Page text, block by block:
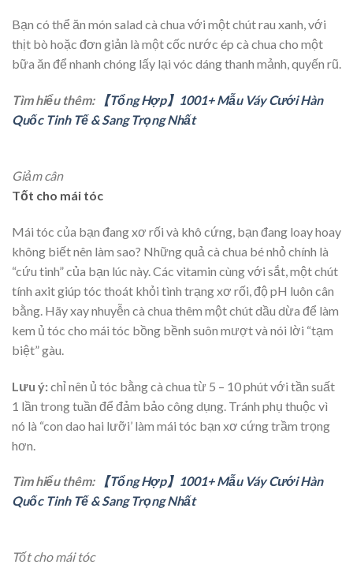
Bạn có thể ăn món salad cà chua với một chút rau xanh, với
thịt bò hoặc đơn giản là một cốc nước ép cà chua cho một
bữa ăn để nhanh chóng lấy lại vóc dáng thanh mảnh, quyến rũ.
Tìm hiểu thêm:
【Tổng Hợp】1001+ Mẫu Váy Cưới Hàn
Quốc Tinh Tế & Sang Trọng Nhất
Giảm cân
Tốt cho mái tóc
Mái tóc của bạn đang xơ rối và khô cứng, bạn đang loay hoay
không biết nên làm sao? Những quả cà chua bé nhỏ chính là
“cứu tinh” của bạn lúc này. Các vitamin cùng với sắt, một chút
tính axit giúp tóc thoát khỏi tình trạng xơ rối, độ pH luôn cân
bằng. Hãy xay nhuyễn cà chua thêm một chút dầu dừa để làm
kem ủ tóc cho mái tóc bồng bềnh suôn mượt và nói lời “tạm
biệt” gàu.
Lưu ý:chỉ nên ủ tóc bằng cà chua từ 5 – 10 phút với tần suất
1 lần trong tuần để đảm bảo công dụng. Tránh phụ thuộc vì
nó là “con dao hai lưỡi’ làm mái tóc bạn xơ cứng trầm trọng
hơn.
Tìm hiểu thêm:
【Tổng Hợp】1001+ Mẫu Váy Cưới Hàn
Quốc Tinh Tế & Sang Trọng Nhất
Tốt cho mái tóc